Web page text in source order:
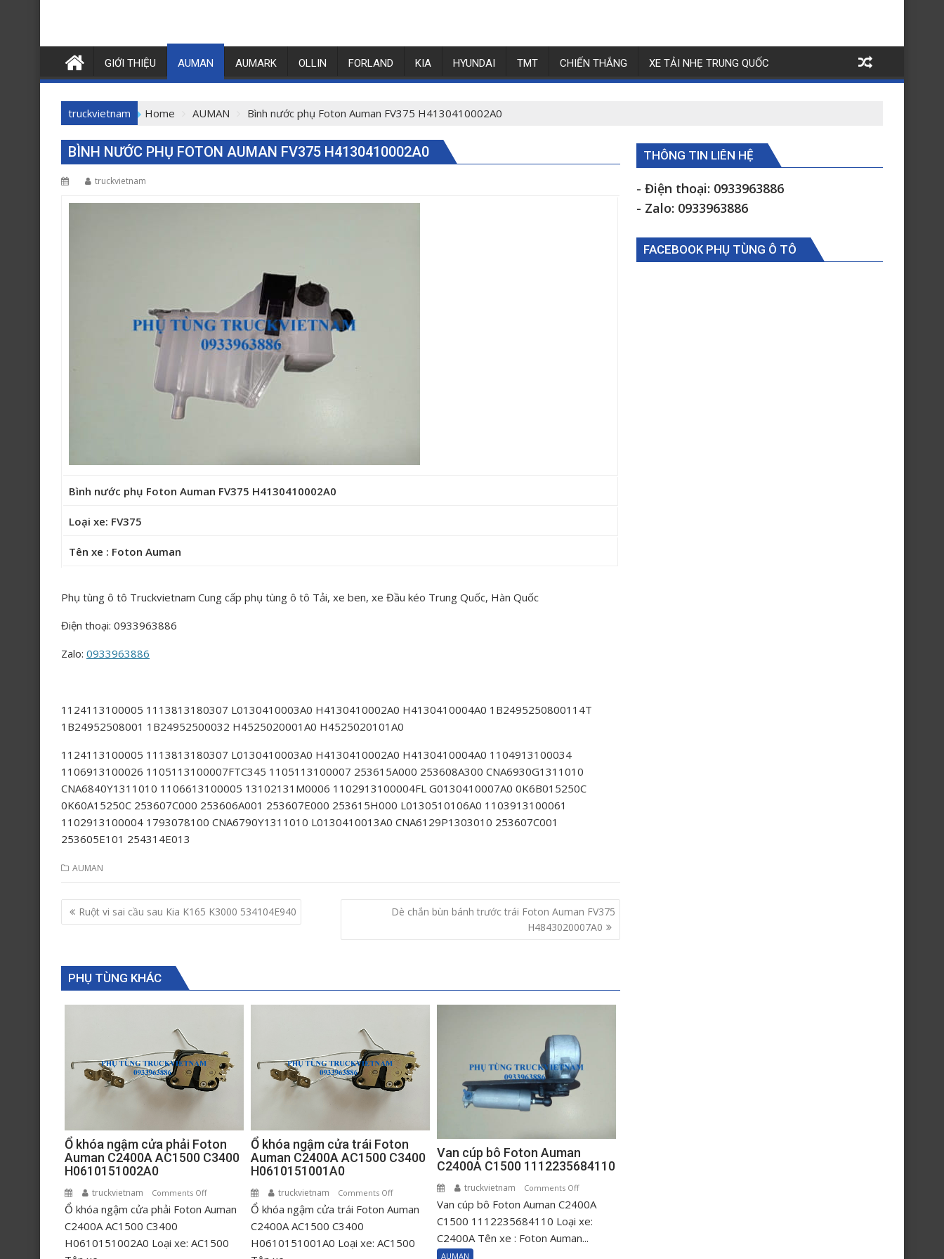
GIỚI THIỆU AUMAN AUMARK OLLIN FORLAND KIA HYUNDAI TMT CHIẾN THẮNG XE TẢI NHẸ TRUNG QUỐC
truckvietnam Home AUMAN Bình nước phụ Foton Auman FV375 H4130410002A0
BÌNH NƯỚC PHỤ FOTON AUMAN FV375 H4130410002A0
truckvietnam
Bình nước phụ Foton Auman FV375 H4130410002A0
Loại xe: FV375
Tên xe : Foton Auman
Phụ tùng ô tô Truckvietnam Cung cấp phụ tùng ô tô Tải, xe ben, xe Đầu kéo Trung Quốc, Hàn Quốc
Điện thoại: 0933963886
Zalo: 0933963886
1124113100005 1113813180307 L0130410003A0 H4130410002A0 H4130410004A0 1B2495250800114T
1B24952508001 1B24952500032 H4525020001A0 H4525020101A0
1124113100005 1113813180307 L0130410003A0 H4130410002A0 H4130410004A0 1104913100034
1106913100026 1105113100007FTC345 1105113100007 253615A000 253608A300 CNA6930G1311010
CNA6840Y1311010 1106613100005 13102131M0006 1102913100004FL G0130410007A0 0K6B015250C
0K60A15250C 253607C000 253606A001 253607E000 253615H000 L0130510106A0 1103913100061
1102913100004 1793078100 CNA6790Y1311010 L0130410013A0 CNA6129P1303010 253607C001
253605E101 254314E013
AUMAN
Post
navigation
Ruột vi sai cầu sau Kia K165 K3000 534104E940
Dè chắn bùn bánh trước trái Foton Auman FV375
H4843020007A0
PHỤ TÙNG KHÁC
Ổ khóa ngậm cửa phải Foton
Auman C2400A AC1500 C3400
H0610151002A0
truckvietnam Comments Offon
Ổ
ngậm
Ổ khóa ngậm cửa phải Foton Auman
C2400A AC1500 C3400
H0610151002A0 Loại xe: AC1500
Ổ khóa ngậm cửa trái Foton
Auman C2400A AC1500 C3400
H0610151001A0
truckvietnam Comments Offon
Ổ
ngậm
Ổ khóa ngậm cửa trái Foton Auman
C2400A AC1500 C3400
H0610151001A0 Loại xe: AC1500
Van cúp bô Foton Auman
C2400A C1500 1112235684110
truckvietnam Comments Offon
Van
cúp
Van cúp bô Foton Auman C2400A
C1500 1112235684110 Loại xe:
C2400A Tên xe : Foton Auman...
AUMAN
THÔNG TIN LIÊN HỆ
- Điện thoại: 0933963886
- Zalo: 0933963886
FACEBOOK PHỤ TÙNG Ô TÔ